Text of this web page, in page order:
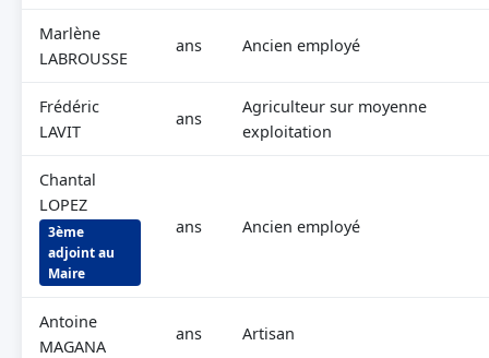
Marlène
LABROUSSE
ans Ancien employé
Frédéric
LAVIT
ans
Agriculteur sur moyenne
exploitation
Chantal
LOPEZ
3ème
adjoint au
Maire
ans Ancien employé
Antoine
MAGANA
ans Artisan